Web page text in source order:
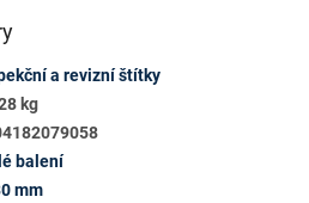
a revizní štítky
kg
balení
mm